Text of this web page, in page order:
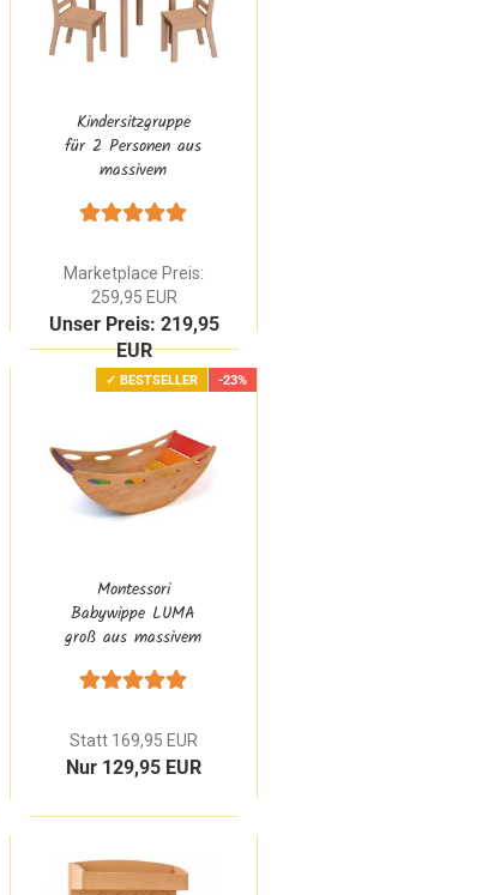
Kindersitzgruppe
für 2 Personen aus
massivem
Montessori
Stühlen stapelbar
Marketplace Preis:
259,95 EUR
Unser Preis: 219,95
EUR
✓ BESTSELLER -23%
Montessori
Babywippe LUMA
groß aus massivem
Regenbogen Farben
Statt 169,95 EUR
Nur 129,95 EUR